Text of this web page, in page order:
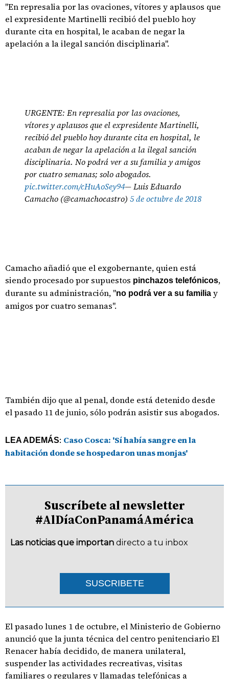
"En represalia por las ovaciones, vítores y aplausos que
el expresidente Martinelli recibió del pueblo hoy
durante cita en hospital, le acaban de negar la
apelación a la ilegal sanción disciplinaria".
URGENTE: En represalia por las ovaciones,
vítores y aplausos que el expresidente Martinelli,
recibió del pueblo hoy durante cita en hospital, le
acaban de negar la apelación a la ilegal sanción
disciplinaria. No podrá ver a su familia y amigos
por cuatro semanas; solo abogados.
pic.twitter.com/cHuAoSey94— Luis Eduardo
Camacho (@camachocastro)5 de octubre de 2018
Camacho añadió que el exgobernante, quien está
siendo procesado por supuestos pinchazos telefónicos,
durante su administración, "no podrá ver a su familia y
amigos por cuatro semanas".
También dijo que al penal, donde está detenido desde
el pasado 11 de junio, sólo podrán asistir sus abogados.
LEA ADEMÁS: Caso Cosca: 'Sí había sangre en la
habitación donde se hospedaron unas monjas'
Suscríbete al newsletter
#AlDíaConPanamáAmérica
Las noticias que importan directo a tu inbox
SUSCRIBETE
El pasado lunes 1 de octubre, el Ministerio de Gobierno
anunció que la junta técnica del centro penitenciario El
Renacer había decidido, de manera unilateral,
suspender las actividades recreativas, visitas
familiares o regulares y llamadas telefónicas a